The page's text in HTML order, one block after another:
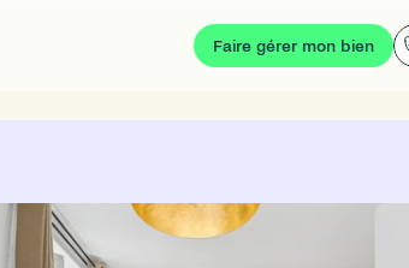
Faire gérer mon bien